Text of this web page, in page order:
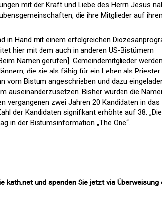
mit der Kraft und Liebe des Herrn Jesus
die ihre Mitglieder auf
in Hand mit einem erfolgreichen
hier mit dem auch in anderen US-Bistümern
Namen gerufen]. Gemeindemitglieder
die sie als fähig für ein Leben als Priester
vom Bistum angeschrieben und dazu
auseinanderzusetzen. Bisher wurden die
vergangenen zwei Jahren 20 Kandidaten in das
der Kandidaten signifikant erhöhte auf 38.
in der Bistumsinformation „The One“.
kath.net und spenden Sie jetzt via Überweisung